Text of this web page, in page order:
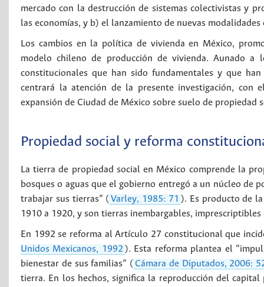
mercado con la destrucción de sistemas colectivistas y
las economías, y b) el lanzamiento de nuevas
Los cambios en la política de vivienda en México,
modelo chileno de producción de vivienda. Aunado
constitucionales que han sido fundamentales y que
centrará la atención de la presente investigación,
expansión de Ciudad de México sobre suelo de propiedad
Propiedad social y reforma
La tierra de propiedad social en México comprende la
bosques o aguas que el gobierno entregó a un núcleo de
trabajar sus tierras” ( Varley, 1985: 71 ). Es producto de
1910 a 1920, y son tierras inembargables, imprescriptibles
En 1992 se reforma al Artículo 27 constitucional que
Unidos Mexicanos, 1992 ). Esta reforma plantea el
bienestar de sus familias” ( Cámara de Diputados, 2006:
tierra. En los hechos, significa la reproducción del